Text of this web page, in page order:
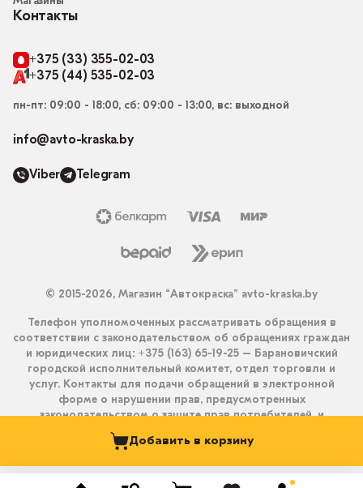
Добавить в корзину
Контакты
+375 (33) 355-02-03
+375 (44) 535-02-03
пн-пт: 09:00 - 18:00, сб: 09:00 - 13:00, вс: выходной
info@avto-kraska.by
Viber Telegram
© 2015-2026, Магазин “Автокраска” avto-kraska.by
Телефон уполномоченных рассматривать обращения в
соответствии с законодательством об обращениях граждан
и юридических лиц: +375 (163) 65-19-25 – Барановичский
городской исполнительный комитет, отдел торговли и
услуг. Контакты для подачи обращений в электронной
форме о нарушении прав, предусмотренных
законодательством о защите прав потребителей, и
получения ответа на них: info@avto-kraska.by и
+375333550203 (Viber, Telegram).